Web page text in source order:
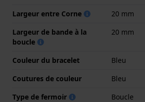
Largeur entre Corne
20 mm
Largeur de bande à la
boucle
20 mm
Couleur du bracelet
Bleu
Coutures de couleur
Bleu
Type de fermoir
Boucle